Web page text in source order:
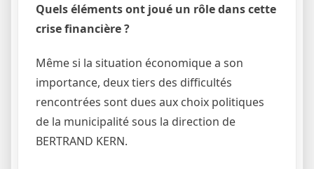
Quels éléments ont joué un rôle dans cette
crise financière ?
Même si la situation économique a son
importance, deux tiers des difficultés
rencontrées sont dues aux choix politiques
de la municipalité sous la direction de
BERTRAND KERN.